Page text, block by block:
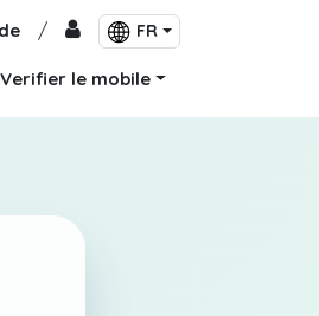
/ FR
Verifier le mobile